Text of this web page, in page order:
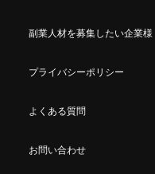
副業人材を募集したい企業様
プライバシーポリシー
よくある質問
お問い合わせ